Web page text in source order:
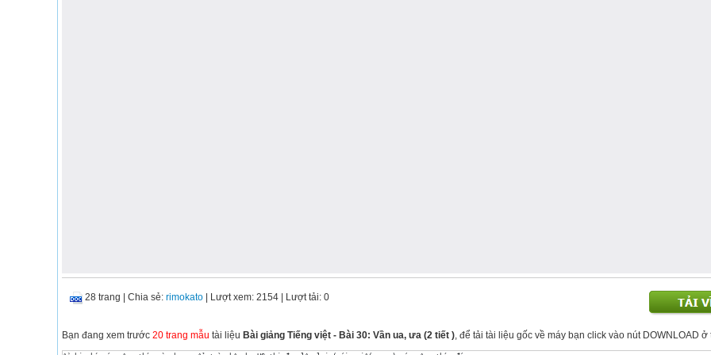
28 trang Chia sẻ: rimokato | Lượt xem: 2154 | Lượt tải: 0
Bạn đang xem trước 20 trang mẫu tài liệu Bài giảng Tiếng việt - Bài 30: Vần ua, ưa (2 tiết ), để tải tài liệu gốc về máy bạn click vào nút DOWNLOAD ở